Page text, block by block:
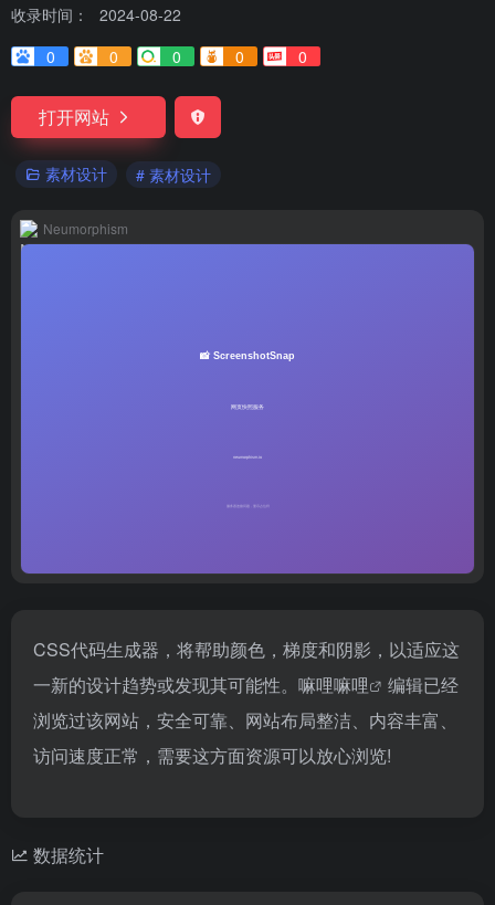
收录时间：
2024-08-22
0
0 0 0 0
打开网站
素材设计 # 素材设计
Neumorphism
CSS代码生成器，将帮助颜色，梯度和阴影，以适应这
一新的设计趋势或发现其可能性。 嘛哩嘛哩
编辑已经
浏览过该网站，安全可靠、网站布局整洁、内容丰富、
访问速度正常，需要这方面资源可以放心浏览!
数据统计